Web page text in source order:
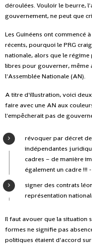
déroulées. Vouloir le beurre,
gouvernement, ne peut que
Les Guinéens ont commencé
récents, pourquoi le PRG
nationale, alors que le
libres pour gouverner,
l'Assemblée Nationale (AN).
A titre d'illustration, voici
faire avec une AN aux
l'empêcherait pas de
révoquer par décret
indépendantes
cadres – de manière
également un cadre !!!
signer des contrats
représentation
Il faut avouer que la situation
formes ne signifie pas
politiques étaient d'accord